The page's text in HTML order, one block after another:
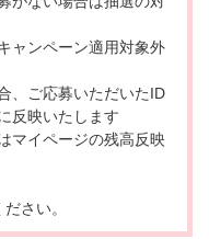
ャンペーン適用対象外
、ご応募いただいたID
反映いたします
マイページの残高反映
さい。